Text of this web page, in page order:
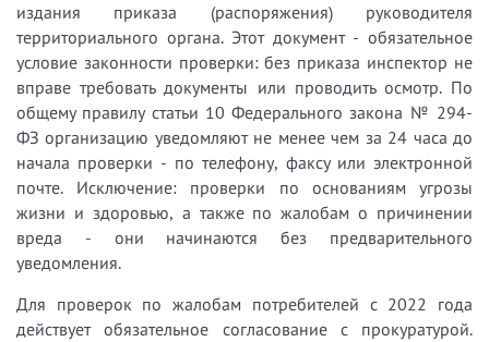
издания приказа (распоряжения) руководителя
территориального органа. Этот документ - обязательное
условие законности проверки: без приказа инспектор не
вправе требовать документы или проводить осмотр. По
общему правилу статьи 10 Федерального закона № 294-
ФЗ организацию уведомляют не менее чем за 24 часа до
начала проверки - по телефону, факсу или электронной
почте. Исключение: проверки по основаниям угрозы
жизни и здоровью, а также по жалобам о причинении
вреда - они начинаются без предварительного
уведомления.
Для проверок по жалобам потребителей с 2022 года
действует обязательное согласование с прокуратурой.